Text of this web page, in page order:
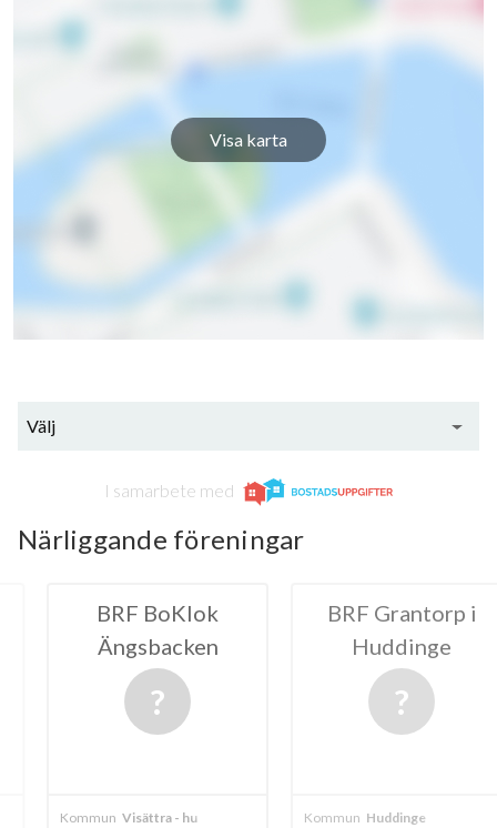
Visa karta
Välj
I samarbete med
Närliggande föreningar
- huddinge
BRF Grantorp i
Huddinge
Kommun
BRF
Kommun